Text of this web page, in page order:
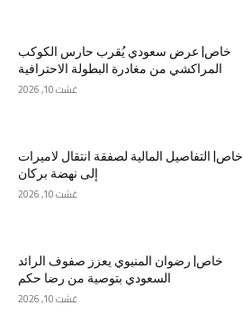
خاص| عرض سعودي يُقرب حارس الكوكب
المراكشي من مغادرة البطولة الاحترافية
غشت 10, 2026
خاص| التفاصيل المالية لصفقة انتقال لاميرات
إلى نهضة بركان
غشت 10, 2026
خاص| رضوان المنيوي يعزز صفوف الرائد
السعودي بتوصية من رضا حكم
غشت 10, 2026